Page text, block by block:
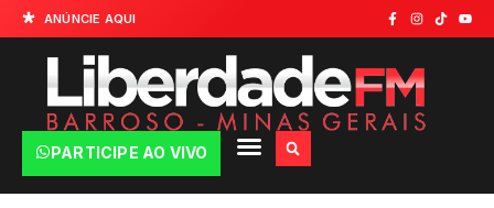
ANÚNCIE AQUI
PARTICIPE AO VIVO